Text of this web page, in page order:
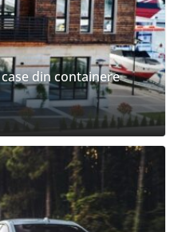
din containere